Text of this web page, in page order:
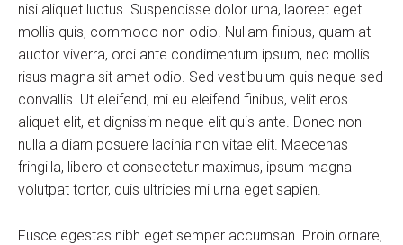
nisi aliquet luctus. Suspendisse dolor urna, laoreet eget
mollis quis, commodo non odio. Nullam finibus, quam at
auctor viverra, orci ante condimentum ipsum, nec mollis
risus magna sit amet odio. Sed vestibulum quis neque sed
convallis. Ut eleifend, mi eu eleifend finibus, velit eros
aliquet elit, et dignissim neque elit quis ante. Donec non
nulla a diam posuere lacinia non vitae elit. Maecenas
fringilla, libero et consectetur maximus, ipsum magna
volutpat tortor, quis ultricies mi urna eget sapien.
Fusce egestas nibh eget semper accumsan. Proin ornare,